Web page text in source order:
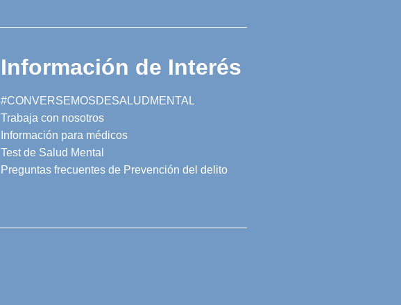
Información de Interés
#CONVERSEMOSDESALUDMENTAL
Trabaja con nosotros
Información para médicos
Test de Salud Mental
Preguntas frecuentes de Prevención del delito